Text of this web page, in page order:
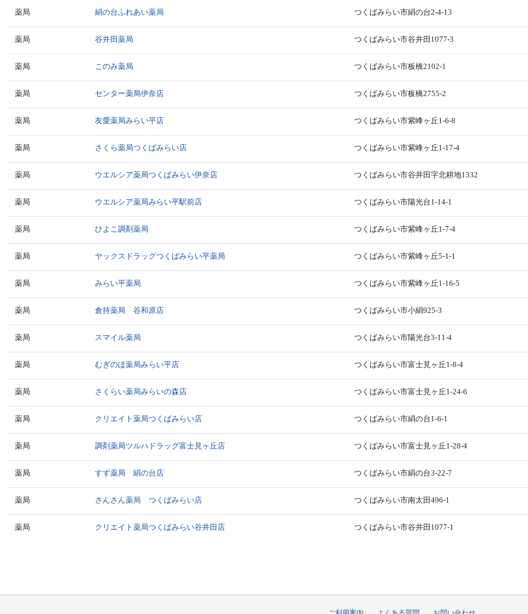
薬局 絹の台ふれあい薬局 つくばみらい市絹の台2-4-13
薬局 谷井田薬局 つくばみらい市谷井田1077-3
薬局 このみ薬局 つくばみらい市板橋2102-1
薬局 センター薬局伊奈店 つくばみらい市板橋2755-2
薬局 友愛薬局みらい平店 つくばみらい市紫峰ヶ丘1-6-8
薬局 さくら薬局つくばみらい店 つくばみらい市紫峰ヶ丘1-17-4
薬局 ウエルシア薬局つくばみらい伊奈店 つくばみらい市谷井田字北耕地1332
薬局 ウエルシア薬局みらい平駅前店 つくばみらい市陽光台1-14-1
薬局 ひよこ調剤薬局 つくばみらい市紫峰ヶ丘1-7-4
薬局 ヤックスドラッグつくばみらい平薬局 つくばみらい市紫峰ヶ丘5-1-1
薬局 みらい平薬局 つくばみらい市紫峰ヶ丘1-16-5
薬局 倉持薬局 谷和原店 つくばみらい市小絹925-3
薬局 スマイル薬局 つくばみらい市陽光台3-11-4
薬局 むぎのほ薬局みらい平店 つくばみらい市富士見ヶ丘1-8-4
薬局 さくらい薬局みらいの森店 つくばみらい市富士見ヶ丘1-24-6
薬局 クリエイト薬局つくばみらい店 つくばみらい市絹の台1-6-1
薬局 調剤薬局ツルハドラッグ富士見ヶ丘店 つくばみらい市富士見ヶ丘1-28-4
薬局 すず薬局 絹の台店 つくばみらい市絹の台3-22-7
薬局 さんさん薬局 つくばみらい店 つくばみらい市南太田496-1
薬局 クリエイト薬局つくばみらい谷井田店 つくばみらい市谷井田1077-1